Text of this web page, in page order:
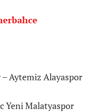
Aytemiz Alayaspor
Yeni Malatyaspor